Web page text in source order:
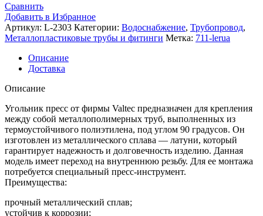
Сравнить
Добавить в Избранное
Артикул: L-2303 Категории: Водоснабжение, Трубопровод,
Металлопластиковые трубы и фитинги Метка: 711-lerua
Описание
Доставка
Описание
Угольник пресс от фирмы Valtec предназначен для крепления
между собой металлополимерных труб, выполненных из
термоустойчивого полиэтилена, под углом 90 градусов. Он
изготовлен из металлического сплава — латуни, который
гарантирует надежность и долговечность изделию. Данная
модель имеет переход на внутреннюю резьбу. Для ее монтажа
потребуется специальный пресс-инструмент.
Преимущества:
прочный металлический сплав;
устойчив к коррозии;